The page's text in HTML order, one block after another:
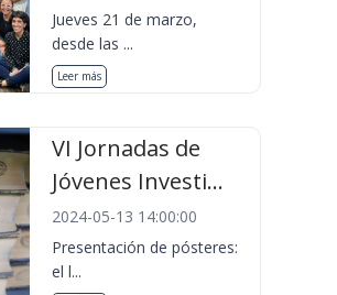
Jueves 21 de marzo,
desde las ...
Leer más
VI Jornadas de
Jóvenes Investi...
2024-05-13 14:00:00
Presentación de pósteres:
el l...